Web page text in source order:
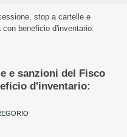
stop a cartelle e
beneficio d'inventario:
e sanzioni del Fisco
d'inventario: